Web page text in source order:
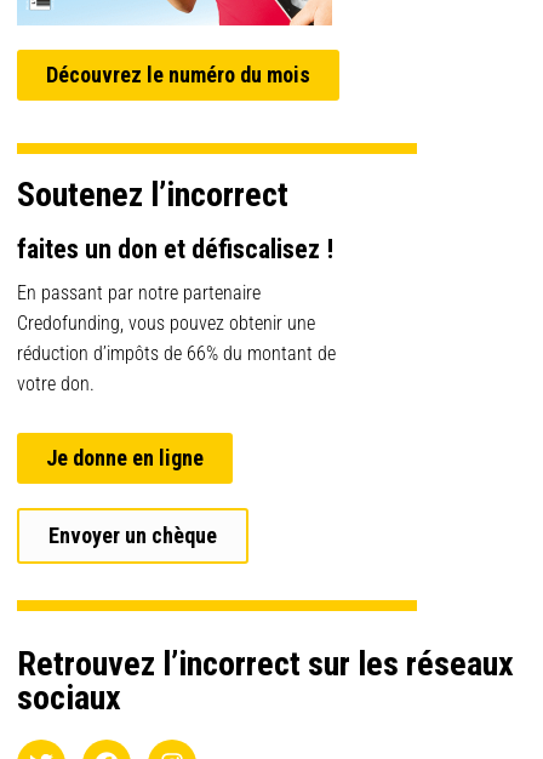
Découvrez le numéro du mois
Soutenez l’incorrect
faites un don et défiscalisez !
En passant par notre partenaire
Credofunding, vous pouvez obtenir une
réduction d’impôts de 66% du montant de
votre don.
Je donne en ligne
Envoyer un chèque
Retrouvez l’incorrect sur les réseaux
sociaux